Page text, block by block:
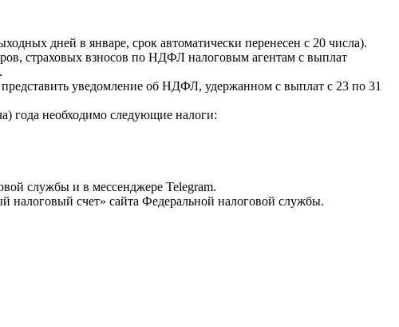
дней в январе, срок автоматически перенесен с 20 числа).
страховых взносов по НДФЛ налоговым агентам с выплат
уведомление об НДФЛ, удержанном с выплат с 23 по 31
года необходимо следующие налоги:
службы и в мессенджере Telegram.
счет» сайта Федеральной налоговой службы.